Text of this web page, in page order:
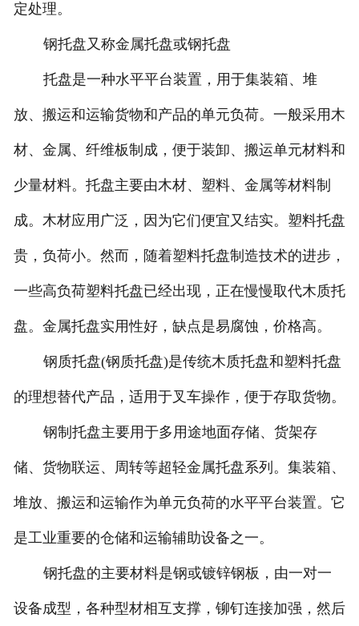
定处理。
钢托盘又称金属托盘或钢托盘
托盘是一种水平平台装置，用于集装箱、堆
放、搬运和运输货物和产品的单元负荷。一般采用木
材、金属、纤维板制成，便于装卸、搬运单元材料和
少量材料。托盘主要由木材、塑料、金属等材料制
成。木材应用广泛，因为它们便宜又结实。塑料托盘
贵，负荷小。然而，随着塑料托盘制造技术的进步，
一些高负荷塑料托盘已经出现，正在慢慢取代木质托
盘。金属托盘实用性好，缺点是易腐蚀，价格高。
钢质托盘(钢质托盘)是传统木质托盘和塑料托盘
的理想替代产品，适用于叉车操作，便于存取货物。
钢制托盘主要用于多用途地面存储、货架存
储、货物联运、周转等超轻金属托盘系列。集装箱、
堆放、搬运和运输作为单元负荷的水平平台装置。它
是工业重要的仓储和运输辅助设备之一。
钢托盘的主要材料是钢或镀锌钢板，由一对一
设备成型，各种型材相互支撑，铆钉连接加强，然后